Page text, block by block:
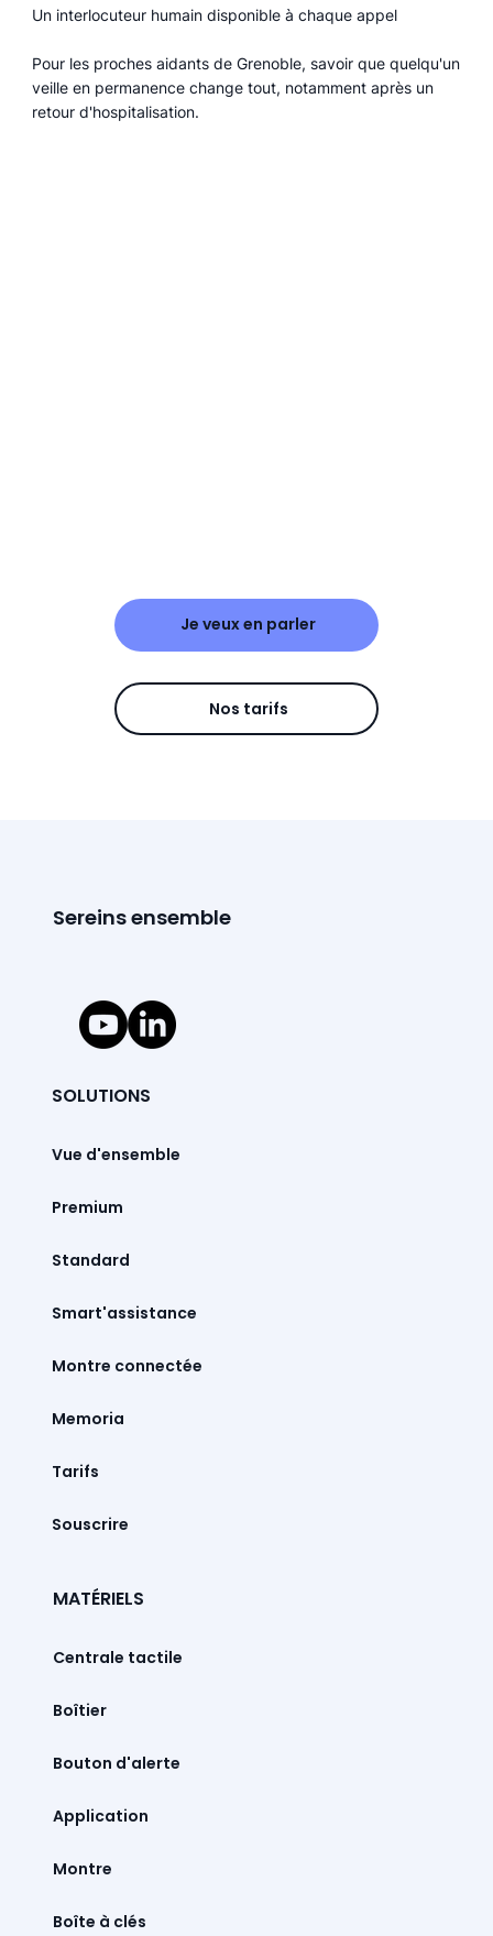
Je veux en parler
Nos tarifs
Un interlocuteur humain disponible à chaque appel
Pour les proches aidants de Grenoble, savoir que quelqu'un
veille en permanence change tout, notamment après un
retour d'hospitalisation.
Sereins ensemble
SOLUTIONS
Vue d'ensemble
Premium
Standard
Smart'assistance
Montre connectée
Memoria
Tarifs
Souscrire
MATÉRIELS
Centrale tactile
Boîtier
Bouton d'alerte
Montre
Boîte à clés